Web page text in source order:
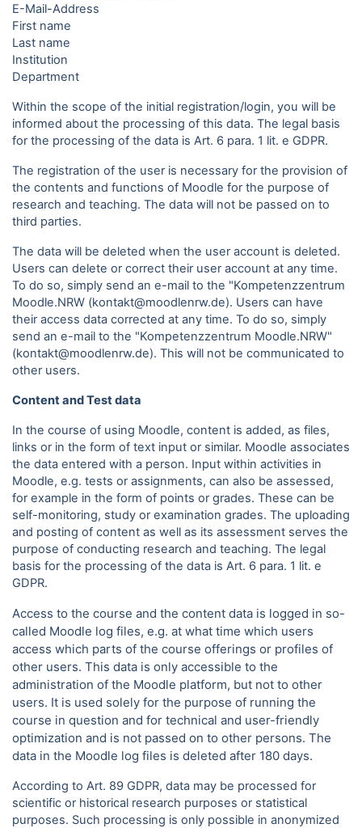
E-Mail-Address
First name
Last name
Institution
Department
Within the scope of the initial registration/login, you will be
informed about the processing of this data. The legal basis
for the processing of the data is Art. 6 para. 1 lit. e GDPR.
The registration of the user is necessary for the provision of
the contents and functions of Moodle for the purpose of
research and teaching. The data will not be passed on to
third parties.
The data will be deleted when the user account is deleted.
Users can delete or correct their user account at any time.
To do so, simply send an e-mail to the "Kompetenzzentrum
Moodle.NRW (kontakt@moodlenrw.de). Users can have
their access data corrected at any time. To do so, simply
send an e-mail to the "Kompetenzzentrum Moodle.NRW"
(kontakt@moodlenrw.de). This will not be communicated to
other users.
Content and Test data
In the course of using Moodle, content is added, as files,
links or in the form of text input or similar. Moodle associates
the data entered with a person. Input within activities in
Moodle, e.g. tests or assignments, can also be assessed,
for example in the form of points or grades. These can be
self-monitoring, study or examination grades. The uploading
and posting of content as well as its assessment serves the
purpose of conducting research and teaching. The legal
basis for the processing of the data is Art. 6 para. 1 lit. e
GDPR.
Access to the course and the content data is logged in so-
called Moodle log files, e.g. at what time which users
access which parts of the course offerings or profiles of
other users. This data is only accessible to the
administration of the Moodle platform, but not to other
users. It is used solely for the purpose of running the
course in question and for technical and user-friendly
optimization and is not passed on to other persons. The
data in the Moodle log files is deleted after 180 days.
According to Art. 89 GDPR, data may be processed for
scientific or historical research purposes or statistical
purposes. Such processing is only possible in anonymized